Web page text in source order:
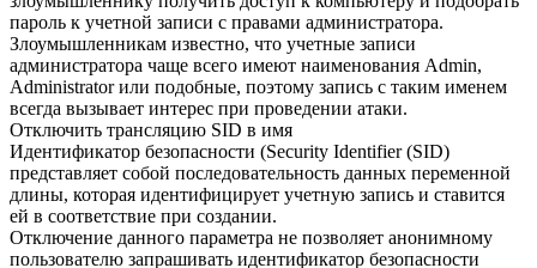
пароль к учетной записи с правами администратора.
Злоумышленникам известно, что учетные записи
администратора чаще всего имеют наименования Admin,
Administrator или подобные, поэтому запись с таким именем
всегда вызывает интерес при проведении атаки.
Отключить трансляцию SID в имя
Идентификатор безопасности (Security Identifier (SID)
представляет собой последовательность данных переменной
длины, которая идентифицирует учетную запись и ставится
ей в соответствие при создании.
Отключение данного параметра не позволяет анонимному
пользователю запрашивать идентификатор безопасности